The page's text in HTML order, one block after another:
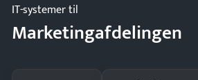
IT-systemer til
Marketingafdelingen